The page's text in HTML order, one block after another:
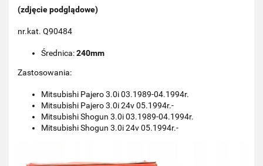
(zdjęcie podglądowe)
nr.kat. Q90484
Średnica:240mm
Zastosowania:
Mitsubishi Pajero 3.0i 03.1989-04.1994r.
Mitsubishi Pajero 3.0i 24v 05.1994r.-
Mitsubishi Shogun 3.0i 03.1989-04.1994r.
Mitsubishi Shogun 3.0i 24v 05.1994r.-